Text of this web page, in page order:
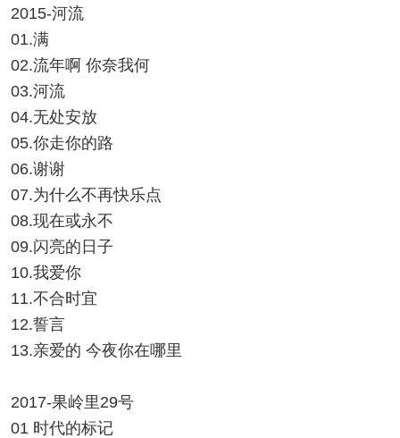
2015-河流
01.满
02.流年啊 你奈我何
03.河流
04.无处安放
05.你走你的路
06.谢谢
07.为什么不再快乐点
08.现在或永不
09.闪亮的日子
10.我爱你
11.不合时宜
12.誓言
13.亲爱的 今夜你在哪里
2017-果岭里29号
01 时代的标记